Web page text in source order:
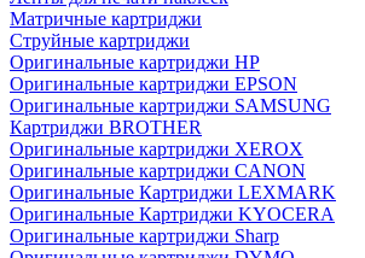
Матричные картриджи
Струйные картриджи
Оригинальные картриджи HP
Оригинальные картриджи EPSON
Оригинальные картриджи SAMSUNG
Картриджи BROTHER
Оригинальные картриджи XEROX
Оригинальные картриджи CANON
Оригинальные Картриджи LEXMARK
Оригинальные Картриджи KYOCERA
Оригинальные картриджи Sharp